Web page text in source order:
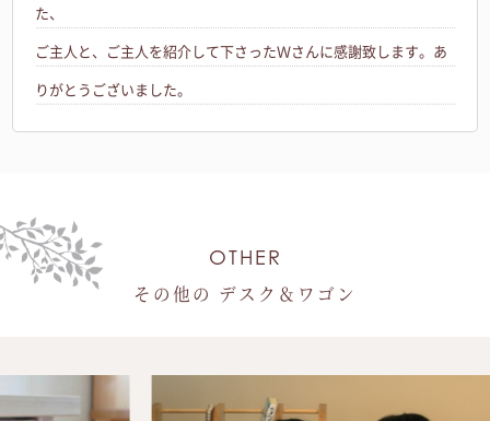
た、
ご主人と、ご主人を紹介して下さったＷさんに感謝致します。あ
りがとうございました。
OTHER
その他の デスク＆ワゴン